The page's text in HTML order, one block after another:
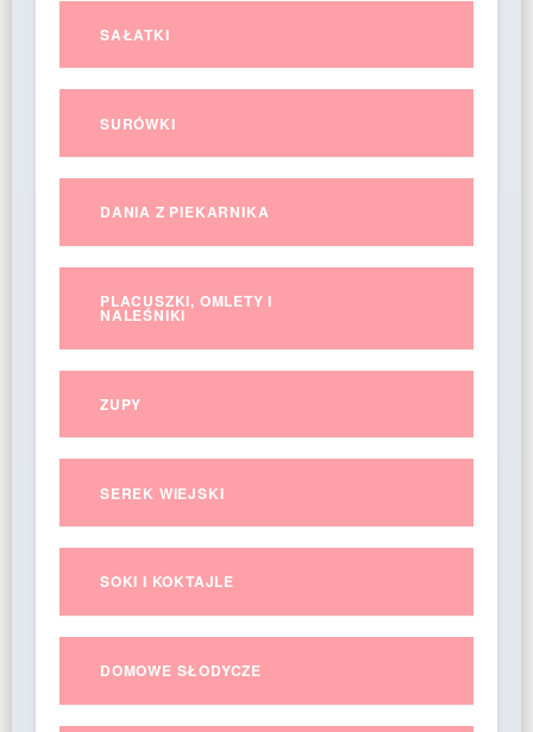
SAŁATKI
SURÓWKI
DANIA Z PIEKARNIKA
PLACUSZKI, OMLETY I
NALEŚNIKI
ZUPY
SEREK WIEJSKI
SOKI I KOKTAJLE
DOMOWE SŁODYCZE